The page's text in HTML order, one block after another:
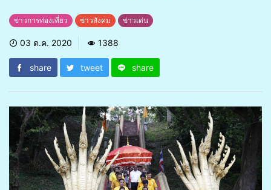
ข่าวการท่องเที่ยว ข่าวสังคม ข่าวเด่น
03 ต.ค. 2020 1388
share tweet share